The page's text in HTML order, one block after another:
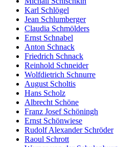
Karl Schlögel
Jean Schlumberger
Claudia Schmölders
Ernst Schnabel
Anton Schnack
Friedrich Schnack
Reinhold Schneider
Wolfdietrich Schnurre
August Scholtis
Hans Scholz
Albrecht Schöne
Franz Josef Schöningh
Ernst Schönwiese
Rudolf Alexander Schröder
Raoul Schrott